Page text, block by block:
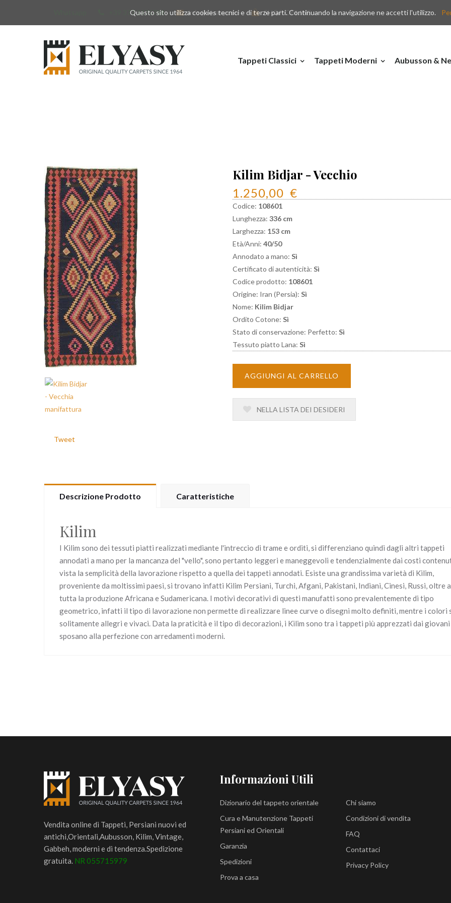
+39 377 3375788 info@elyasy.com SHOP ONLINE
Tappeti Classici Tappeti Moderni Aubusson &
Tweet
Kilim Bidjar - Vecchio
1.250,00 €
Codice: 108601
Lunghezza: 336 cm
Larghezza: 153 cm
Età/Anni: 40/50
Annodato a mano: Sì
Certificato di autenticità: Sì
Codice prodotto: 108601
Origine: Iran (Persia): Sì
Nome: Kilim Bidjar
Ordito Cotone: Sì
Stato di conservazione: Perfetto: Sì
Tessuto piatto Lana: Sì
AGGIUNGI AL CARRELLO
NELLA LISTA DEI DESIDERI
Descrizione Prodotto Caratteristiche
Kilim
I Kilim sono dei tessuti piatti realizzati mediante l'intreccio di trame e orditi, si differenziano quindi dagli altri tappeti
annodati a mano per la mancanza del "vello", sono pertanto leggeri e maneggevoli e tendenzialmente dai costi
vista la semplicità della lavorazione rispetto a quella dei tappeti annodati. Esiste una grandissima varietà di Kilim,
proveniente da moltissimi paesi, si trovano infatti Kilim Persiani, Turchi, Afgani, Pakistani, Indiani, Cinesi, Russi, oltre a
tutta la produzione Africana e Sudamericana. I motivi decorativi di questi manufatti sono prevalentemente di tipo
geometrico, infatti il tipo di lavorazione non permette di realizzare linee curve o disegni molto definiti, mentre i colori
solitamente allegri e vivaci. Data la praticità e il tipo di decorazioni, i Kilim sono tra i tappeti più apprezzati dai giovani
sposano alla perfezione con arredamenti moderni.
Vendita online di Tappeti, Persiani nuovi ed
antichi,Orientali,Aubusson, Kilim, Vintage,
Gabbeh, moderni e di tendenza.Spedizione
gratuita. NR 055715979
Informazioni Utili
Dizionario del tappeto orientale
Cura e Manutenzione Tappeti
Persiani ed Orientali
Garanzia
Spedizioni
Prova a casa
Chi siamo
Condizioni di vendita
FAQ
Contattaci
Privacy Policy
Questo sito utilizza cookies tecnici e di terze parti. Continuando la navigazione ne accetti l'utilizzo.